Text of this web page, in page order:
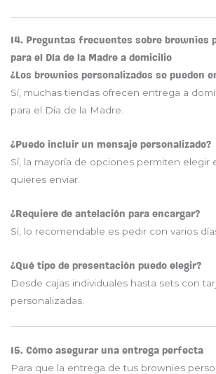
14. Preguntas frecuentes sobre brownies
para el Día de la Madre a domicilio
¿Los brownies personalizados se pueden
Sí, muchas tiendas ofrecen entrega a
para el Día de la Madre.
¿Puedo incluir un mensaje personalizado?
Sí, la mayoría de opciones permiten elegir
quieres enviar.
¿Requiere de antelación para encargar?
Sí, lo recomendable es pedir con varios
¿Qué tipo de presentación puedo elegir?
Desde cajas individuales hasta sets con
personalizadas.
15. Cómo asegurar una entrega perfecta
Para que la entrega de tus brownies